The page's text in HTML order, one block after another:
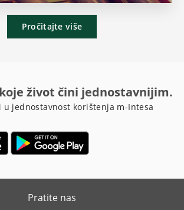
Pročitajte više
život čini jednostavnijim.
u jednostavnost korištenja m-Intesa
Pratite nas